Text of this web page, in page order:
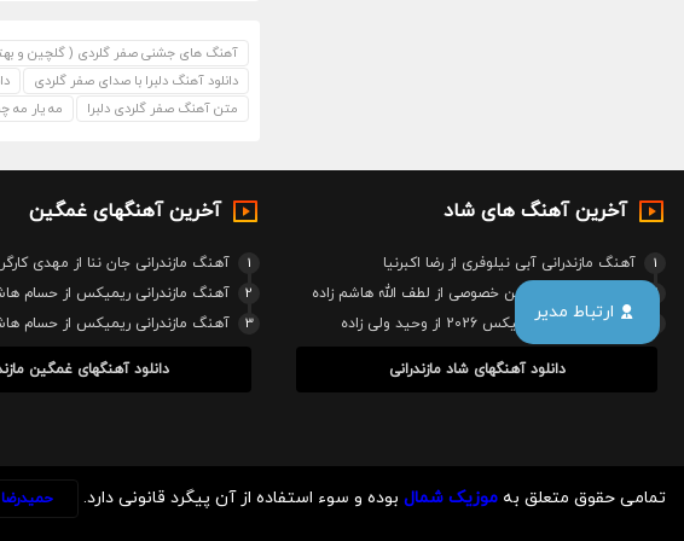
ارتباط مدیر
آهنگ های جشنی صفر گلردی ( گلچین و
دانلود آهنگ دلبرا با صدای صفر گلردی
متن آهنگ صفر گلردی دلبرا
مه یار مه
آخرین آهنگ های شاد
1
آهنگ مازندرانی آبی نیلوفری از رضا اکبرنیا
2
آهنگ مازندرانی جشن خصوصی از لطف الله هاشم زاده
3
آهنگ مازندرانی ریمیکس 2026 از وحید ولی زاده
دانلود آهنگهای شاد مازندرانی
آخرین آهنگهای غمگین
1
آهنگ مازندرانی جان ننا از مهدی کارگر
2
آهنگ مازندرانی ریمیکس از حسام
3
آهنگ مازندرانی ریمیکس از حسام
دانلود آهنگهای غمگین
تمامی حقوق متعلق به موزیک شمال بوده و سوء استفاده از آن پیگرد قانونی دارد.